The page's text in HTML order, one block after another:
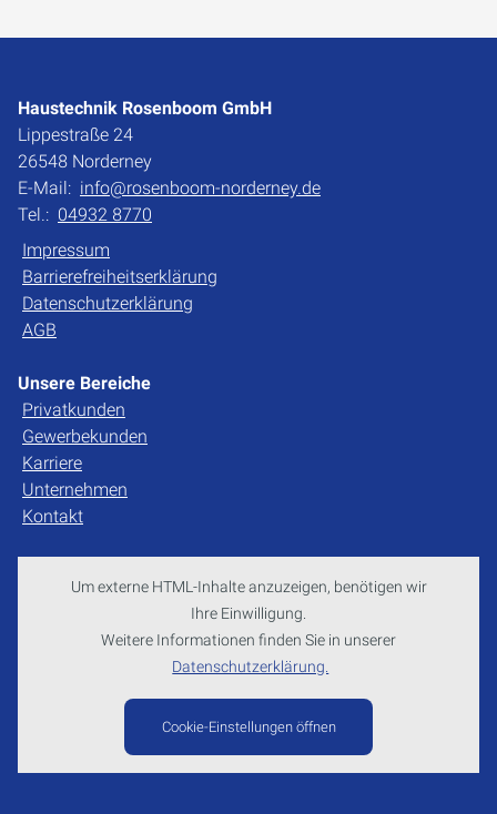
Haustechnik Rosenboom GmbH
Lippestraße 24
26548 Norderney
E-Mail: info@rosenboom-norderney.de
Tel.: 04932 8770
Impressum
Barrierefreiheitserklärung
Datenschutzerklärung
AGB
Unsere Bereiche
Privatkunden
Gewerbekunden
Karriere
Unternehmen
Kontakt
Um externe HTML-Inhalte anzuzeigen, benötigen wir
Ihre Einwilligung.
Weitere Informationen finden Sie in unserer
Datenschutzerklärung.
Cookie-Einstellungen öffnen